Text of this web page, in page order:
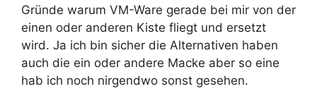
Gründe warum VM-Ware gerade bei mir von der
einen oder anderen Kiste fliegt und ersetzt
wird. Ja ich bin sicher die Alternativen haben
auch die ein oder andere Macke aber so eine
hab ich noch nirgendwo sonst gesehen.